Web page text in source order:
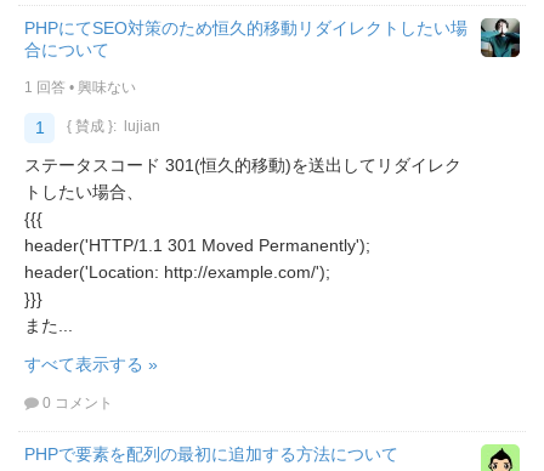
PHPにてSEO対策のため恒久的移動リダイレクトしたい場
合について
1 回答 • 興味ない
1 { 賛成 }: lujian
ステータスコード 301(恒久的移動)を送出してリダイレク
トしたい場合、
{{{
header('HTTP/1.1 301 Moved Permanently');
header('Location: http://example.com/');
}}}
また...
すべて表示する »
0 コメント
PHPで要素を配列の最初に追加する方法について